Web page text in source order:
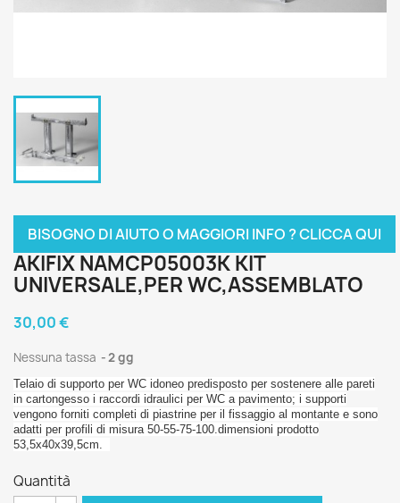
BISOGNO DI AIUTO O MAGGIORI INFO ? CLICCA QUI
AKIFIX NAMCP05003K KIT
UNIVERSALE,PER WC,ASSEMBLATO
30,00 €
Nessuna tassa 2 gg
Telaio di supporto per WC idoneo predisposto per sostenere alle pareti
in cartongesso i raccordi idraulici per WC a pavimento; i supporti
vengono forniti completi di piastrine per il fissaggio al montante e sono
adatti per profili di misura 50-55-75-100.dimensioni prodotto
53,5x40x39,5cm.
Quantità